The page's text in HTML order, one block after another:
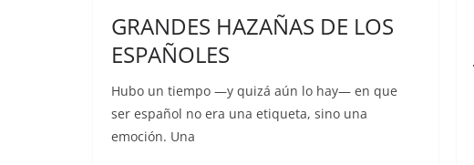
GRANDES HAZAÑAS DE LOS
ESPAÑOLES
Hubo un tiempo —y quizá aún lo hay— en que
ser español no era una etiqueta, sino una
emoción. Una